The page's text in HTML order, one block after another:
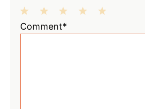
3
2
1
Comment*